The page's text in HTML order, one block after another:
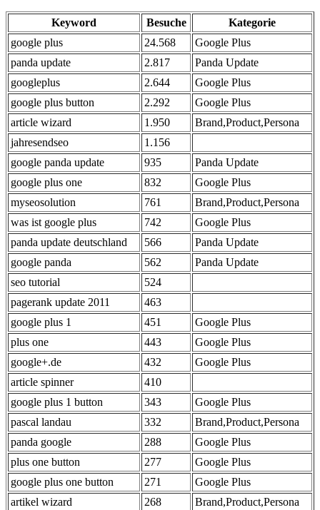
Keyword Besuche
Kategorie
google plus
24.568
Google Plus
panda update
2.817
Panda Update
googleplus
2.644
Google Plus
google plus button
2.292
Google Plus
article wizard
1.950
Brand,Product,Persona
jahresendseo
1.156
google panda update
935
Panda Update
google plus one
832
Google Plus
myseosolution
761
Brand,Product,Persona
was ist google plus
742
Google Plus
panda update deutschland
566
Panda Update
google panda
562
Panda Update
seo tutorial
524
pagerank update 2011
463
google plus 1
451
Google Plus
plus one
443
Google Plus
google+.de
432
Google Plus
article spinner
410
google plus 1 button
343
Google Plus
pascal landau
332
Brand,Product,Persona
panda google
288
Google Plus
plus one button
277
Google Plus
google plus one button
271
Google Plus
artikel wizard
268
Brand,Product,Persona